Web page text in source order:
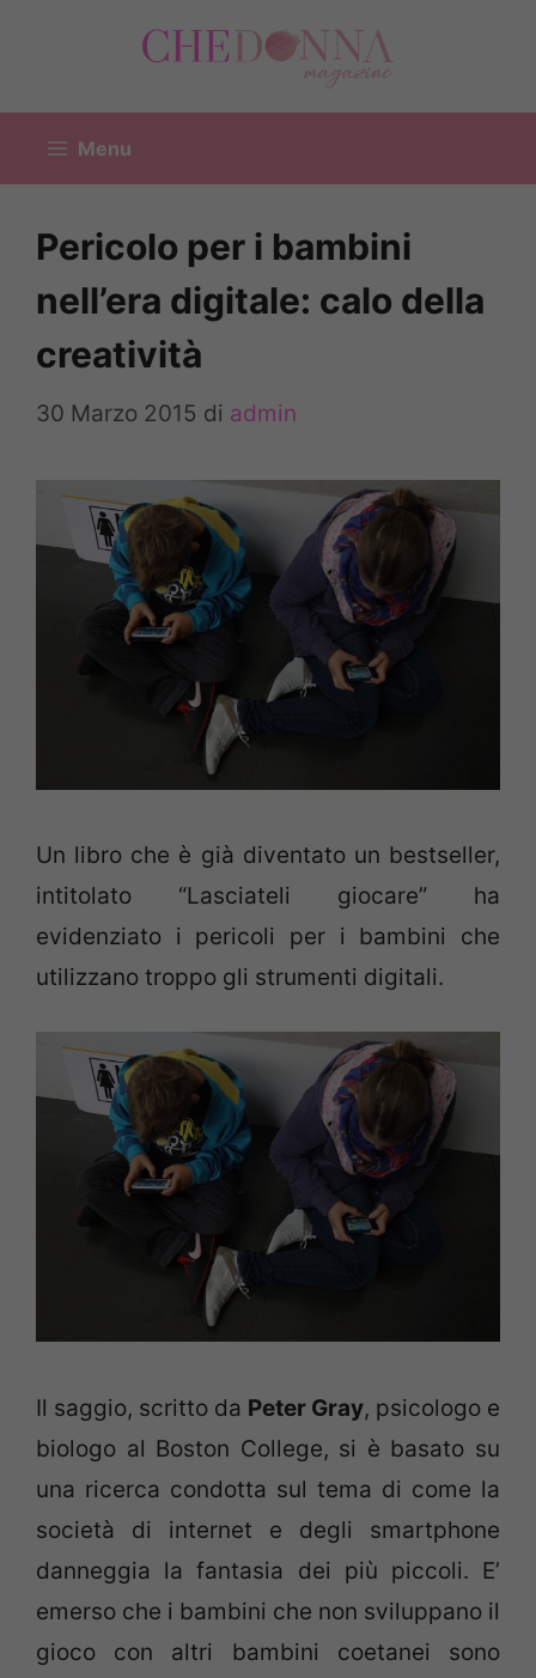
Menu
Pericolo per i bambini
nell’era digitale: calo della
creatività
30 Marzo 2015 di admin
Un libro che è già diventato un bestseller,
intitolato “Lasciateli giocare” ha
evidenziato i pericoli per i bambini che
utilizzano troppo gli strumenti digitali.
Il saggio, scritto da Peter Gray, psicologo e
biologo al Boston College, si è basato su
una ricerca condotta sul tema di come la
società di internet e degli smartphone
danneggia la fantasia dei più piccoli. E’
emerso che i bambini che non sviluppano il
gioco con altri bambini coetanei sono